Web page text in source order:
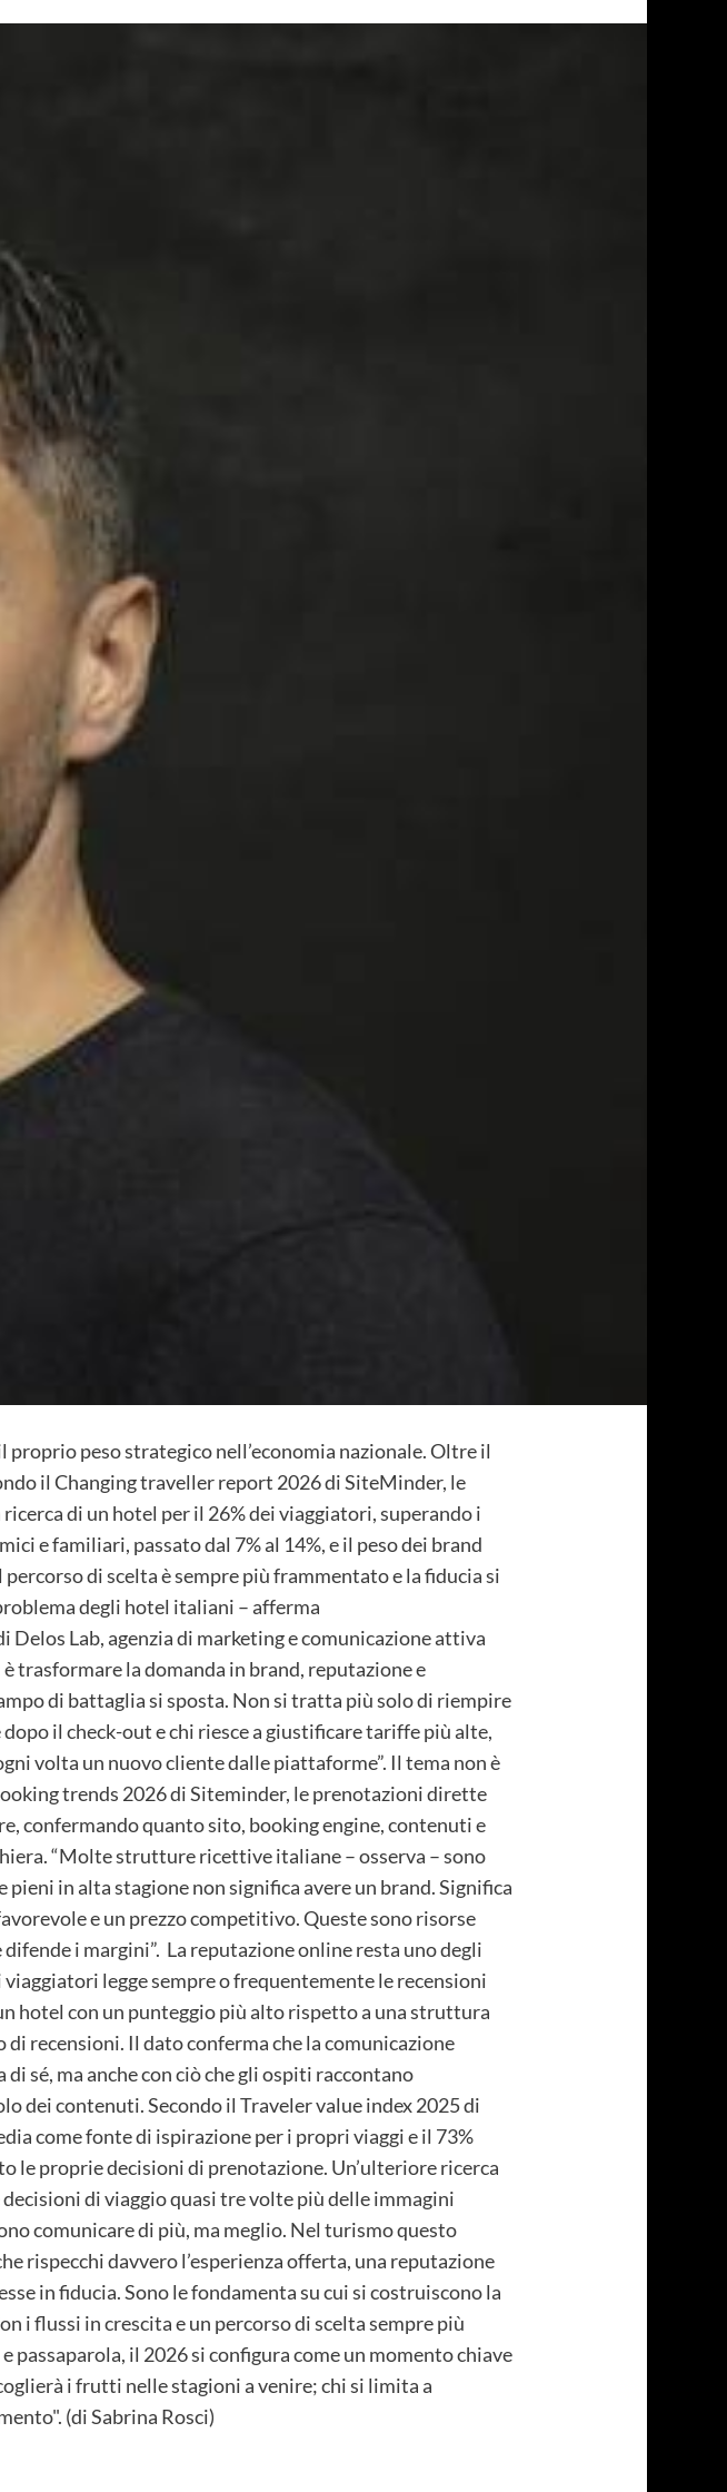
peso strategico nell’economia nazionale. Oltre il
il Changing traveller report 2026 di SiteMinder, le
di un hotel per il 26% dei viaggiatori, superando i
e familiari, passato dal 7% al 14%, e il peso dei brand
di scelta è sempre più frammentato e la fiducia si
degli hotel italiani – afferma
Lab, agenzia di marketing e comunicazione attiva
trasformare la domanda in brand, reputazione e
di battaglia si sposta. Non si tratta più solo di riempire
il check-out e chi riesce a giustificare tariffe più alte,
volta un nuovo cliente dalle piattaforme”. Il tema non è
trends 2026 di Siteminder, le prenotazioni dirette
confermando quanto sito, booking engine, contenuti e
“Molte strutture ricettive italiane – osserva – sono
in alta stagione non significa avere un brand. Significa
e un prezzo competitivo. Queste sono risorse
i margini”. La reputazione online resta uno degli
legge sempre o frequentemente le recensioni
hotel con un punteggio più alto rispetto a una struttura
recensioni. Il dato conferma che la comunicazione
sé, ma anche con ciò che gli ospiti raccontano
dei contenuti. Secondo il Traveler value index 2025 di
come fonte di ispirazione per i propri viaggi e il 73%
le proprie decisioni di prenotazione. Un’ulteriore ricerca
di viaggio quasi tre volte più delle immagini
comunicare di più, ma meglio. Nel turismo questo
rispecchi davvero l’esperienza offerta, una reputazione
in fiducia. Sono le fondamenta su cui si costruiscono la
i flussi in crescita e un percorso di scelta sempre più
il 2026 si configura come un momento chiave
i frutti nelle stagioni a venire; chi si limita a
(di Sabrina Rosci)